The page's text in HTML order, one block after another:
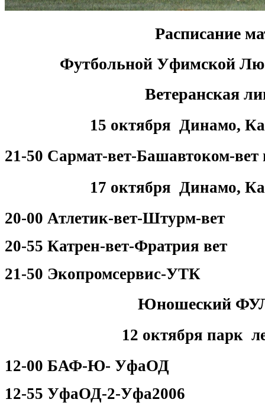
Расписание
Футбольной Уфимской
Ветеранская
15 октября Динамо,
21-50 Сармат-вет-Башавтоком-вет
17 октября Динамо,
20-00 Атлетик-вет-Штурм-вет
20-55 Катрен-вет-Фратрия вет
21-50 Экопромсервис-УТК
Юношеский
12 октября парк
12-00 БАФ-Ю- УфаОД
12-55 УфаОД-2-Уфа2006